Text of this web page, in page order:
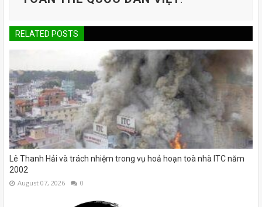
RELATED POSTS
Lê Thanh Hải và trách nhiệm trong vụ hoả hoạn toà nhà ITC năm
2002
August 07, 2026 0